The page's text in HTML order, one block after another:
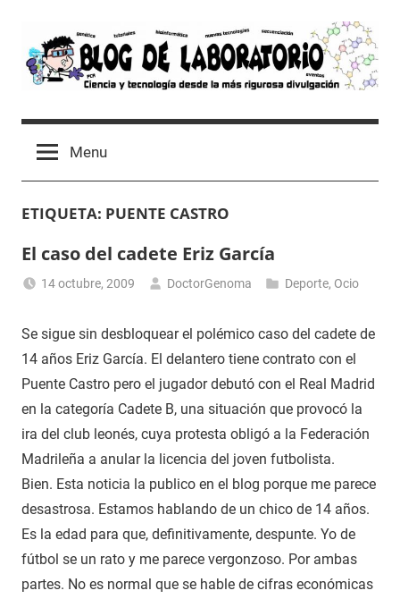
content
Blog
de
Laboratorio
Tutoriales,
Ocio
un
Laboratorio
Molecular
Menu
ETIQUETA: PUENTE CASTRO
El caso del cadete Eriz García
14 octubre, 2009 DoctorGenoma Deporte, Ocio
Se sigue sin desbloquear el polémico caso del cadete de
14 años Eriz García. El delantero tiene contrato con el
Puente Castro pero el jugador debutó con el Real Madrid
en la categoría Cadete B, una situación que provocó la
ira del club leonés, cuya protesta obligó a la Federación
Madrileña a anular la licencia del joven futbolista.
Bien. Esta noticia la publico en el blog porque me parece
desastrosa. Estamos hablando de un chico de 14 años.
Es la edad para que, definitivamente, despunte. Yo de
fútbol se un rato y me parece vergonzoso. Por ambas
partes. No es normal que se hable de cifras económicas